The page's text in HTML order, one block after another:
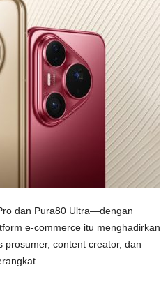
dan Pura80 Ultra—dengan
e-commerce itu menghadirkan
content creator, dan